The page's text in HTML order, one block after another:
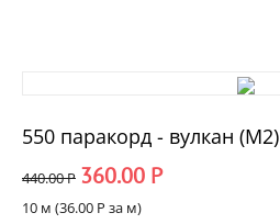
550 паракорд - вулкан (М2)
440.00Р 360.00 Р
10 м (36.00 Р за м)